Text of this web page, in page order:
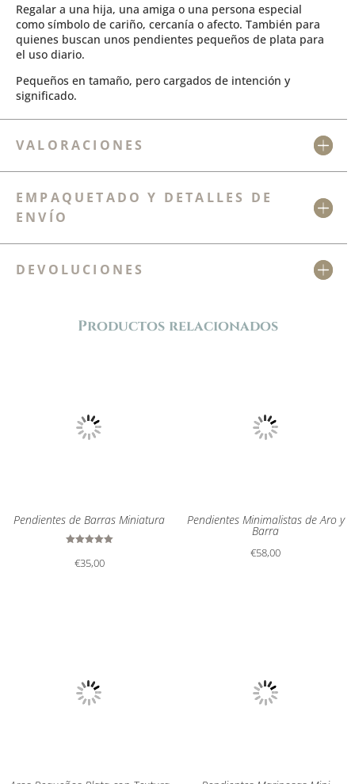
Regalar a una hija, una amiga o una persona especial
como símbolo de cariño, cercanía o afecto. También para
quienes buscan unos pendientes pequeños de plata para
el uso diario.
Pequeños en tamaño, pero cargados de intención y
significado.
VALORACIONES
EMPAQUETADO Y DETALLES DE
ENVÍO
DEVOLUCIONES
Productos relacionados
Pendientes de Barras Miniatura
con
5.00
€35,00
Pendientes Minimalistas de Aro y
Barra
€58,00